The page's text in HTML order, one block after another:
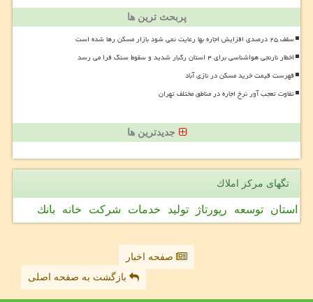
پربحث ترین ها
سقف ۲۵ درصدی افزایش اجاره بها رعایت نمی شود بازار مسکن رها شده است
اخطار نارنجی هواشناسی برای ۴ استان رگبار شدید و سقوط سنگ فرا می رسد
فهرست قیمت خرید مسکن در نازی آباد
تفاوت تعجب آور نرخ اجاره در مناطق مختلف تهران
جدیدترین ها
تگهای مركز املاك
استان توسعه رپورتاژ تولید خدمات شركت خانه بانك
صفحه اخبار
بازگشت به صفحه اصلی